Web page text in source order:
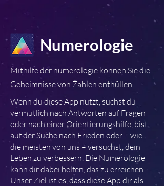
Numerologie
Mithilfe der numerologie können Sie die
Geheimnisse von Zahlen enthüllen.
Wenn du diese App nutzt, suchst du
vermutlich nach Antworten auf Fragen
oder nach einer Orientierungshilfe, bist
auf der Suche nach Frieden oder – wie
die meisten von uns – versuchst, dein
Leben zu verbessern. Die Numerologie
kann dir dabei helfen, das zu erreichen.
Unser Ziel ist es, dass diese App dir als